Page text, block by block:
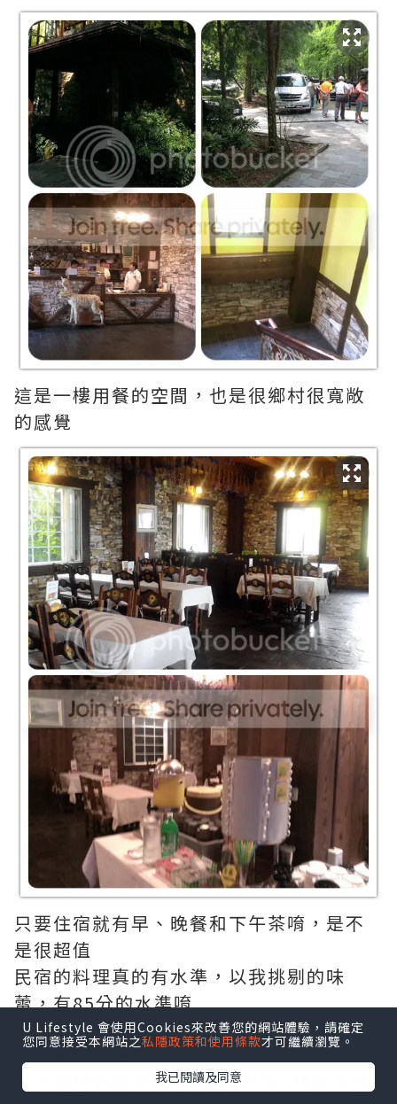
這是一樓用餐的空間，也是很鄉村很寬敞
的感覺
只要住宿就有早、晚餐和下午茶唷，是不
是很超值
民宿的料理真的有水準，以我挑剔的味
蕾，有85分的水準唷
所以隔天也決定在民宿吃午餐，吃下來的
份量真的好多耶
烘培麵包佐羅勒松子醬+南瓜湯+烤雞肉包
U Lifestyle 會使用Cookies來改善您的網站體驗，請確定
您同意接受本網站之私隱政策和使用條款才可繼續瀏覽。
我已閱讀及同意